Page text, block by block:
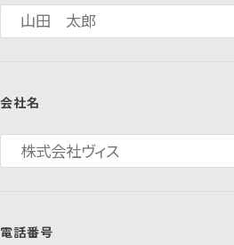
会社名
電話番号